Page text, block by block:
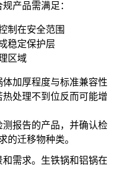
产品需满足：
制在安全范围
稳定保护层
区域
加厚程度与标准兼容性
处理不到位反而可能增
报告的产品，并确认检
的迁移物种类。
需求。 生铁锅和铝锅在